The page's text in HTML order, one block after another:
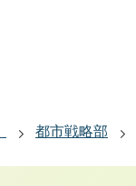
都市戦略部